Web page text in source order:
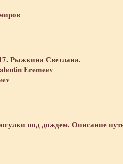
Рыжкина Светлана.
Eremeev
под дождем. Описание